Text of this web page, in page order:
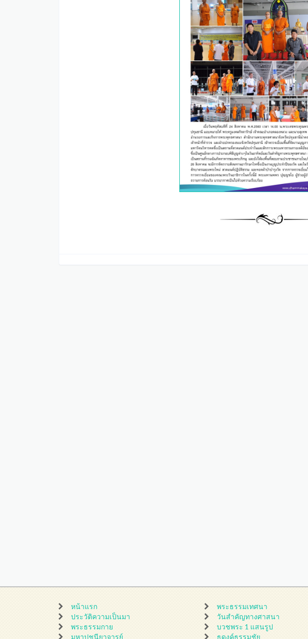
หน้าแรก
ประวัติความเป็นมา
พระธรรมกาย
มหาปูชนียาจารย์
พระธรรมเทศนา
วันสำคัญทางศาสนา
บวชพระ 1 แสนรูป
ธุดงค์ธรรมชัย